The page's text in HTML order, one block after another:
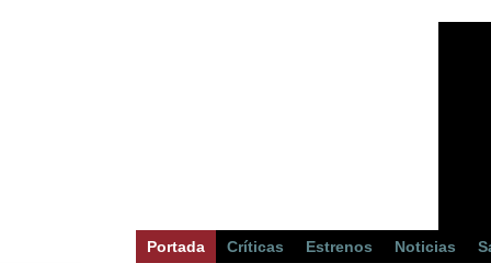
Portada Críticas Estrenos Noticias